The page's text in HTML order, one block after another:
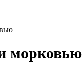
морковью